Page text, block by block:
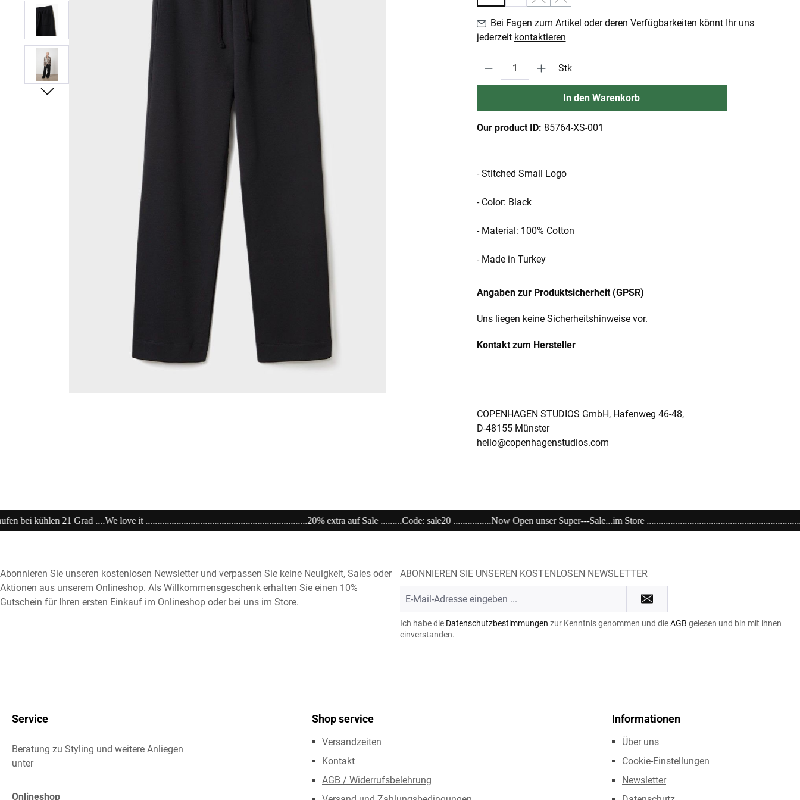
(Diese Option ist zurzeit nicht verfügbar.)
(Diese Option ist zurzeit nicht verfügbar.)
Bei Fagen zum Artikel oder deren Verfügbarkeiten könnt Ihr uns
jederzeit kontaktieren
Produkt Anzahl: Gib den gewünschten Wert ein oder benutze die Schaltflächen um die
Stk
In den Warenkorb
Our product ID: 85764-XS-001
- Stitched Small Logo
- Color: Black
- Material: 100% Cotton
- Made in Turkey
Angaben zur Produktsicherheit (GPSR)
Uns liegen keine Sicherheitshinweise vor.
Kontakt zum Hersteller
COPENHAGEN STUDIOS GmbH, Hafenweg 46-48,
D-48155 Münster
hello@copenhagenstudios.com
it ....................................................................20% extra auf Sale .........Code: sale20 ................Now Open unser Super---Sale...im Store
Abonnieren Sie unseren kostenlosen Newsletter und verpassen Sie keine Neuigkeit, Sales oder
Aktionen aus unserem Onlineshop. Als Willkommensgeschenk erhalten Sie einen 10%
Gutschein für Ihren ersten Einkauf im Onlineshop oder bei uns im Store.
ABONNIEREN SIE UNSEREN KOSTENLOSEN NEWSLETTER
Mail-
*
Ich habe die Datenschutzbestimmungen zur Kenntnis genommen und dieAGB gelesen und bin mit ihnen
einverstanden.
Service
Beratung zu Styling und weitere Anliegen
unter
Onlineshop
Shop service
Versandzeiten
Kontakt
AGB / Widerrufsbelehrung
Informationen
Über uns
Cookie-Einstellungen
Newsletter